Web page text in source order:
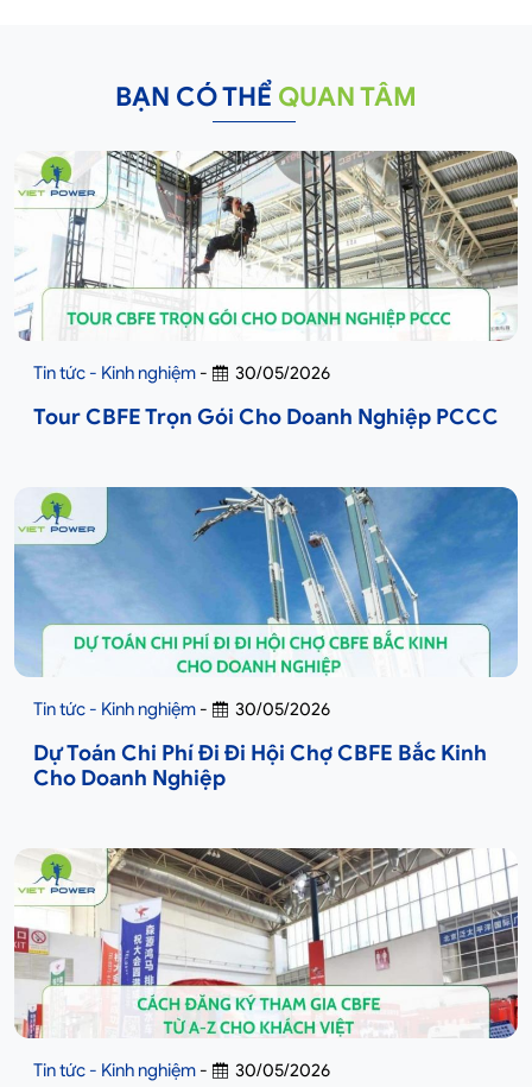
BẠN CÓ THỂ QUAN TÂM
Tin tức - Kinh nghiệm - 30/05/2026
Tour CBFE Trọn Gói Cho Doanh Nghiệp PCCC
Tin tức - Kinh nghiệm - 30/05/2026
Dự Toán Chi Phí Đi Đi Hội Chợ CBFE Bắc Kinh
Cho Doanh Nghiệp
Tin tức - Kinh nghiệm - 30/05/2026